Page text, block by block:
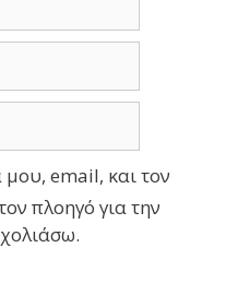
email, και τον
πλοηγό για την